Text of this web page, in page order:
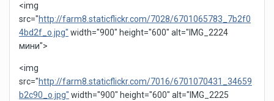
<img
src="http://farm8.staticflickr.com/7028/6701065783_7b2f0
4bd2f_o.jpg" width="900" height="600" alt="IMG_2224
мини">
<img
src="http://farm8.staticflickr.com/7016/6701070431_34659
b2c90_o.jpg" width="900" height="600" alt="IMG_2225